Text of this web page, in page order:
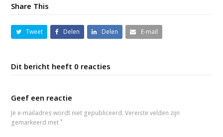
Share This
Tweet Delen Delen E-mail
Dit bericht heeft 0 reacties
Geef een reactie
Je e-mailadres wordt niet gepubliceerd. Vereiste velden zijn
gemarkeerd met*